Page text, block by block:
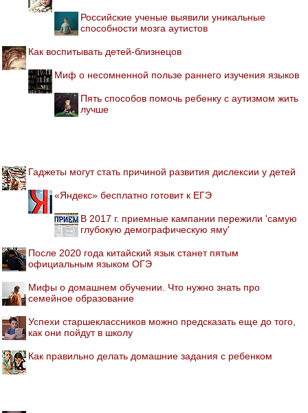
Российские ученые выявили уникальные
способности мозга аутистов
Как воспитывать детей-близнецов
Миф о несомненной пользе раннего изучения языков
Пять способов помочь ребенку с аутизмом жить
лучше
Гаджеты могут стать причиной развития дислексии у детей
«Яндекс» бесплатно готовит к ЕГЭ
В 2017 г. приемные кампании пережили 'самую
глубокую демографическую яму'
После 2020 года китайский язык станет пятым
официальным языком ОГЭ
Мифы о домашнем обучении. Что нужно знать про
семейное образование
Успехи старшеклассников можно предсказать еще до того,
как они пойдут в школу
Как правильно делать домашние задания с ребенком